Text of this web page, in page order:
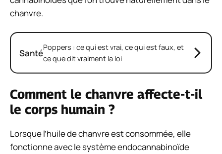
chanvre.
SantéPoppers : ce qui est vrai, ce qui est faux, et
ce que dit vraiment la loi
Comment le chanvre affecte-t-il
le corps humain ?
Lorsque l’huile de chanvre est consommée, elle
fonctionne avec le système endocannabinoïde